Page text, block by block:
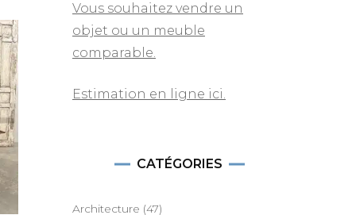
Vous souhaitez vendre un
objet ou un meuble
comparable.
Estimation en ligne ici.
CATÉGORIES
Architecture (47)